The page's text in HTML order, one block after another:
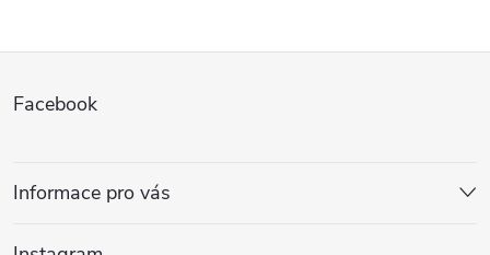
p
a
Facebook
Informace pro vás